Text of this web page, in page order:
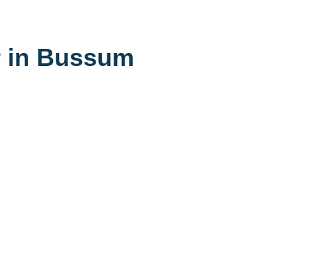
in Bussum